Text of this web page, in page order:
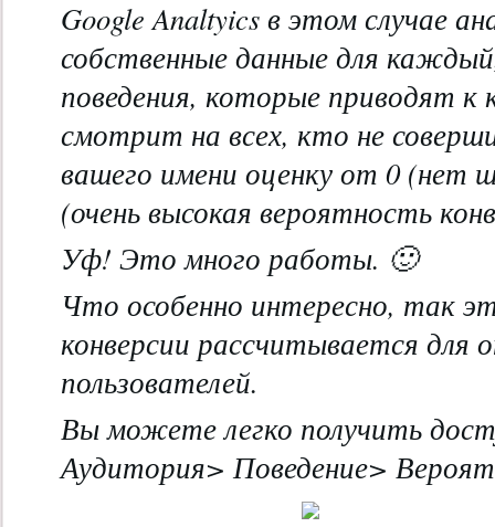
Google Analtyics в этом случае
собственные данные для
поведения, которые приводят к
смотрит на всех, кто не
вашего имени оценку от 0 (нет
(очень высокая вероятность
Уф! Это много работы. 🙂
Что особенно интересно, так
конверсии рассчитывается для
пользователей.
Вы можете легко получить
Аудитория> Поведение>